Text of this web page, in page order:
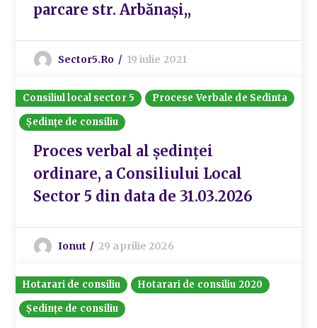
parcare str. Arbănași,,
Sector5.ro 19 iulie 2021
Consiliul local sector 5
Procese Verbale de Sedinta
Ședințe de consiliu
Proces verbal al ședinței
ordinare, a Consiliului Local
Sector 5 din data de 31.03.2026
Ionut 29 aprilie 2026
Hotarari de consiliu
Hotarari de consiliu 2020
Ședințe de consiliu